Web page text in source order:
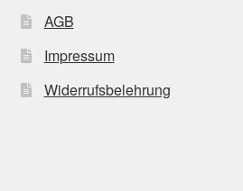
AGB
Impressum
Widerrufsbelehrung